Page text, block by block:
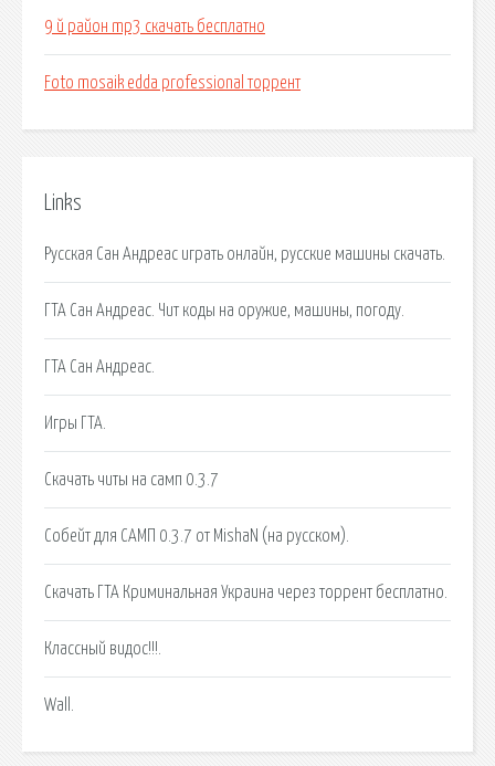
9 й район mp3 скачать бесплатно
Foto mosaik edda professional торрент
Links
Русская Сан Андреас играть онлайн, русские машины скачать.
ГТА Сан Андреас. Чит коды на оружие, машины, погоду.
ГТА Сан Андреас.
Игры ГТА.
Скачать читы на самп 0.3.7
Собейт для САМП 0.3.7 от MishaN (на русском).
Скачать ГТА Криминальная Украина через торрент бесплатно.
Классный видос!!!.
Wall.